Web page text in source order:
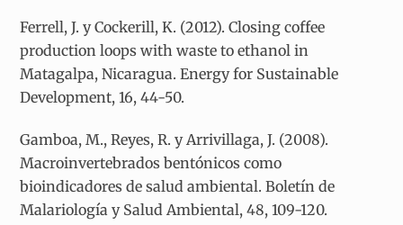
Ferrell, J. y Cockerill, K. (2012). Closing coffee
production loops with waste to ethanol in
Matagalpa, Nicaragua. Energy for Sustainable
Development, 16, 44-50.
Gamboa, M., Reyes, R. y Arrivillaga, J. (2008).
Macroinvertebrados bentónicos como
bioindicadores de salud ambiental. Boletín de
Malariología y Salud Ambiental, 48, 109-120.